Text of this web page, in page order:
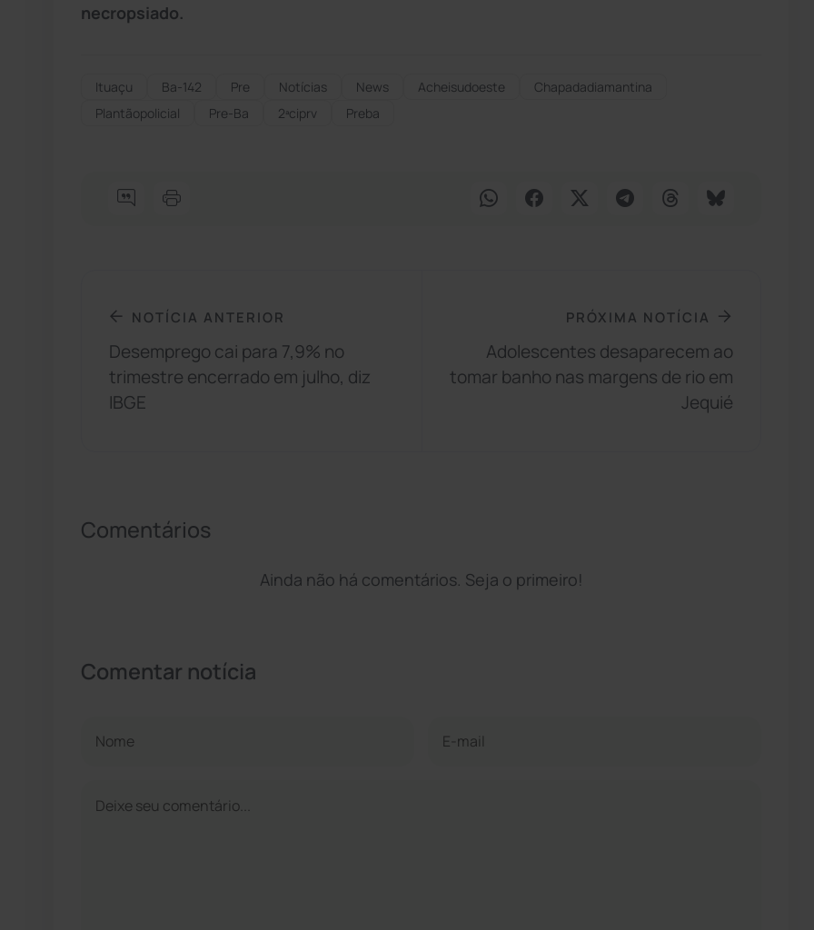
necropsiado.
Ituaçu Ba-142 Pre Notícias News Acheisudoeste
Chapadadiamantina
Plantãopolicial
Pre-Ba 2ªciprv Preba
NOTÍCIA ANTERIOR
Desemprego cai para 7,9% no
trimestre encerrado em julho, diz
IBGE
PRÓXIMA NOTÍCIA
Adolescentes desaparecem ao
tomar banho nas margens de rio em
Jequié
Comentários
Ainda não há comentários. Seja o primeiro!
Comentar notícia